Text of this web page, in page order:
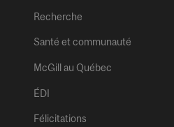
Recherche
Santé et communauté
McGill au Québec
ÉDI
Félicitations